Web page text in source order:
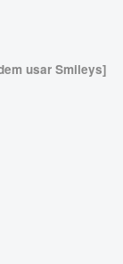
usar Smileys]